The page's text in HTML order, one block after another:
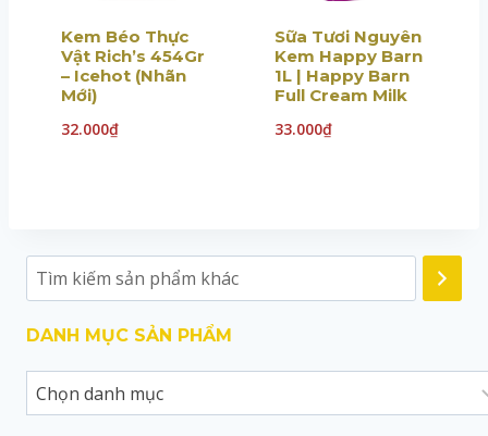
Kem Béo Thực
Vật Rich’s 454Gr
– Icehot (Nhãn
Mới)
32.000₫
Sữa Tươi Nguyên
Kem Happy Barn
1L | Happy Barn
Full Cream Milk
33.000₫
DANH MỤC SẢN PHẨM